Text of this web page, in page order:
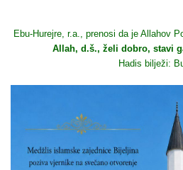
Ebu-Hurejre, r.a., prenosi da je Allahov
Allah, d.š., želi dobro, stavi
Hadis bilježi: